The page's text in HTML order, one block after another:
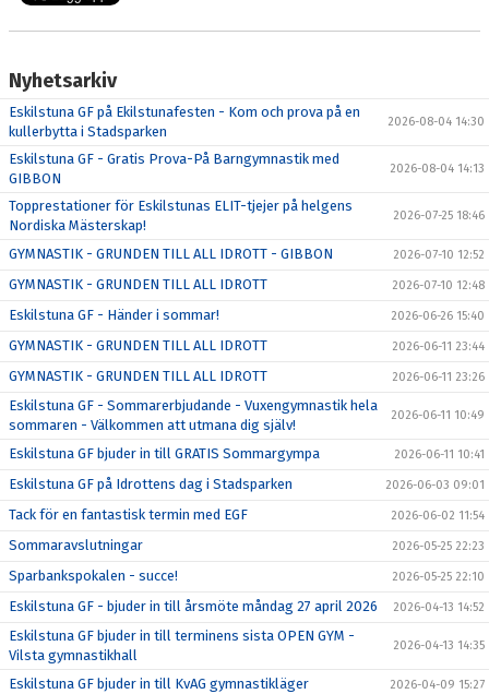
Nyhetsarkiv
Eskilstuna GF på Ekilstunafesten - Kom och prova på en
kullerbytta i Stadsparken
2026-08-04 14:30
Eskilstuna GF - Gratis Prova-På Barngymnastik med
GIBBON
2026-08-04 14:13
Topprestationer för Eskilstunas ELIT-tjejer på helgens
Nordiska Mästerskap!
2026-07-25 18:46
GYMNASTIK - GRUNDEN TILL ALL IDROTT - GIBBON 2026-07-10 12:52
GYMNASTIK - GRUNDEN TILL ALL IDROTT 2026-07-10 12:48
Eskilstuna GF - Händer i sommar! 2026-06-26 15:40
GYMNASTIK - GRUNDEN TILL ALL IDROTT 2026-06-11 23:44
GYMNASTIK - GRUNDEN TILL ALL IDROTT 2026-06-11 23:26
Eskilstuna GF - Sommarerbjudande - Vuxengymnastik hela
sommaren - Välkommen att utmana dig själv!
2026-06-11 10:49
Eskilstuna GF bjuder in till GRATIS Sommargympa 2026-06-11 10:41
Eskilstuna GF på Idrottens dag i Stadsparken 2026-06-03 09:01
Tack för en fantastisk termin med EGF 2026-06-02 11:54
Sommaravslutningar 2026-05-25 22:23
Sparbankspokalen - succe! 2026-05-25 22:10
Eskilstuna GF - bjuder in till årsmöte måndag 27 april 2026 2026-04-13 14:52
Eskilstuna GF bjuder in till terminens sista OPEN GYM -
Vilsta gymnastikhall
2026-04-13 14:35
Eskilstuna GF bjuder in till KvAG gymnastikläger 2026-04-09 15:27